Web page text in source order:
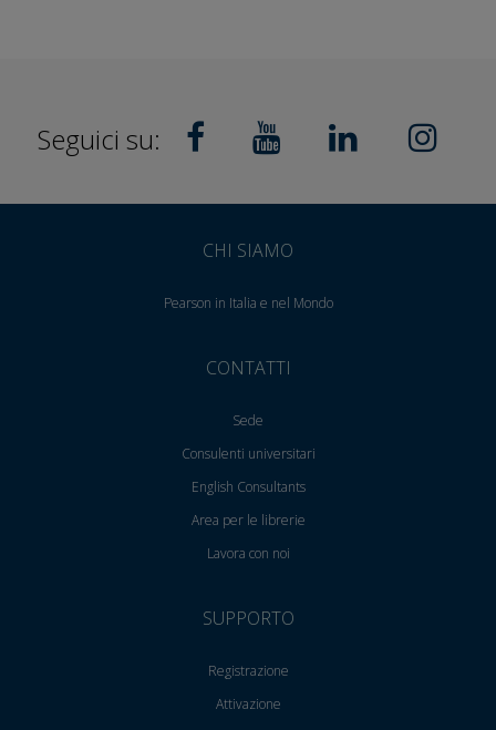
Seguici su:
CHI SIAMO
Pearson in Italia e nel Mondo
CONTATTI
Sede
Consulenti universitari
English Consultants
Area per le librerie
Lavora con noi
SUPPORTO
Registrazione
Attivazione